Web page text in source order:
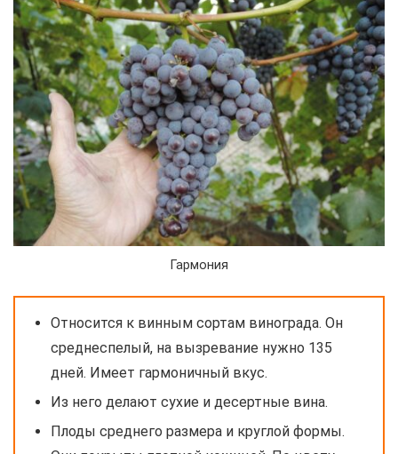
Гармония
Относится к винным сортам винограда. Он
среднеспелый, на вызревание нужно 135
дней. Имеет гармоничный вкус.
Из него делают сухие и десертные вина.
Плоды среднего размера и круглой формы.